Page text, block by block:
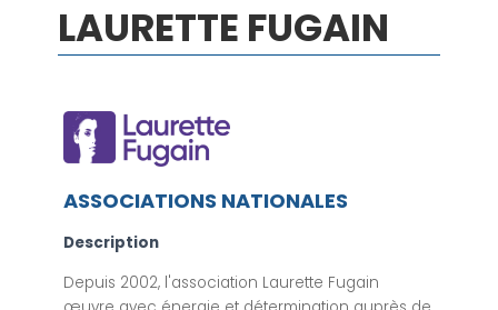
LAURETTE FUGAIN
ASSOCIATIONS NATIONALES
Description
Depuis 2002, l'association Laurette Fugain